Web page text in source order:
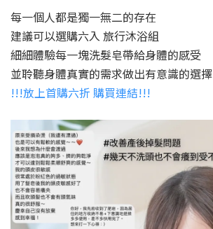
每一個人都是獨一無二的存在
建議可以選購六入 旅行沐浴組
細細體驗每一塊洗髮皂帶給身體的感受
並聆聽身體真實的需求做出有意識的選擇
!!!放上首購六折 購買連結!!!